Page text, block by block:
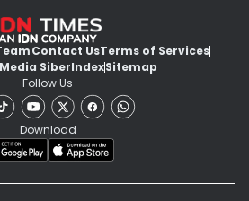
Contact UsTerms of Services
SiberIndexSitemap
Follow Us
Download